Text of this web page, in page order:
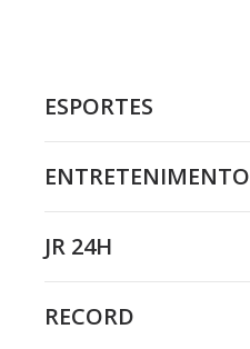
ESPORTES
ENTRETENIMENTO
JR 24H
RECORD